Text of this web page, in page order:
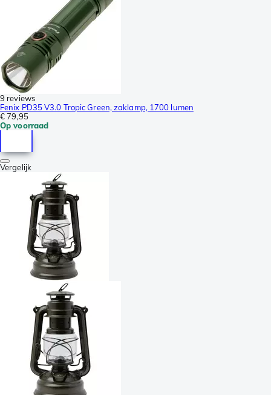
9 reviews
Fenix PD35 V3.0 Tropic Green, zaklamp, 1700 lumen
€ 79,95
Op voorraad
Vergelijk